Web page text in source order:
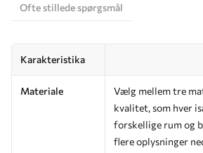
Ofte stillede spørgsmål
Karakteristika
Materiale
Vælg mellem tre
kvalitet, som hver
forskellige rum og
flere oplysninger